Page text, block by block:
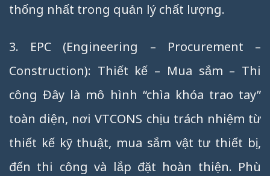
thống nhất trong quản lý chất lượng.
3. EPC (Engineering – Procurement –
Construction): Thiết kế – Mua sắm – Thi
công Đây là mô hình “chìa khóa trao tay”
toàn diện, nơi VTCONS chịu trách nhiệm từ
thiết kế kỹ thuật, mua sắm vật tư thiết bị,
đến thi công và lắp đặt hoàn thiện. Phù